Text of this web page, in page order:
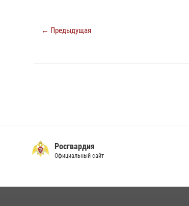
← Предыдущая
Росгвардия
Официальный сайт